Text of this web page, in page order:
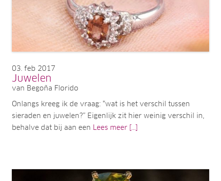
03 feb 2017
Juwelen
van Begoña Florido
Onlangs kreeg ik de vraag: “wat is het verschil tussen
sieraden en juwelen?” Eigenlijk zit hier weinig verschil in,
behalve dat bij aan een
Lees meer [...]